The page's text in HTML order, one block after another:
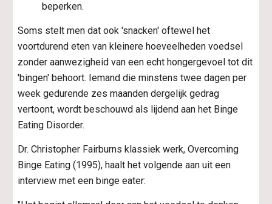
beperken.
Soms stelt men dat ook 'snacken' oftewel het
voortdurend eten van kleinere hoeveelheden voedsel
zonder aanwezigheid van een echt hongergevoel tot dit
'bingen' behoort. Iemand die minstens twee dagen per
week gedurende zes maanden dergelijk gedrag
vertoont, wordt beschouwd als lijdend aan het Binge
Eating Disorder.
Dr. Christopher Fairburns klassiek werk, Overcoming
Binge Eating (1995), haalt het volgende aan uit een
interview met een binge eater: